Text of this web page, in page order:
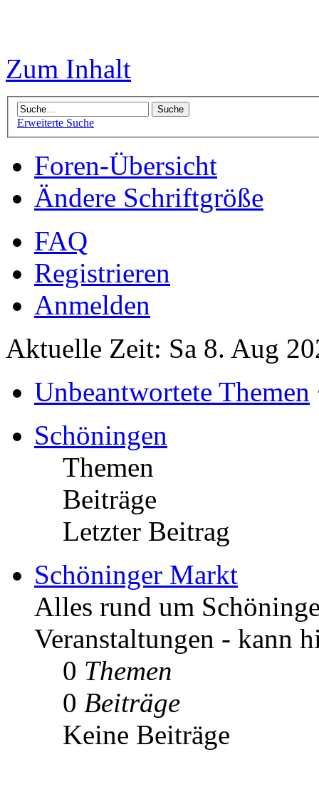
Zum Inhalt
Erweiterte Suche
Foren-Übersicht
Ändere Schriftgröße
FAQ
Registrieren
Anmelden
Aktuelle Zeit: Sa 8. Aug
Unbeantwortete Themen
Schöningen
Themen
Beiträge
Letzter Beitrag
Schöninger Markt
Alles rund um
Veranstaltungen - kann
0 Themen
0 Beiträge
Keine Beiträge